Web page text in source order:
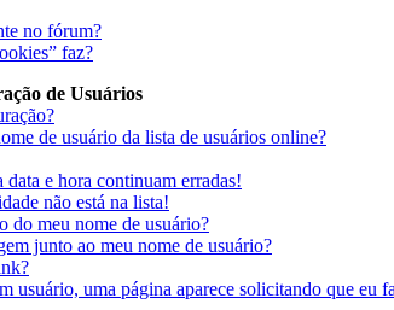
no fórum?
faz?
de Usuários
de usuário da lista de usuários online?
e hora continuam erradas!
não está na lista!
do meu nome de usuário?
junto ao meu nome de usuário?
usuário, uma página aparece solicitando que eu